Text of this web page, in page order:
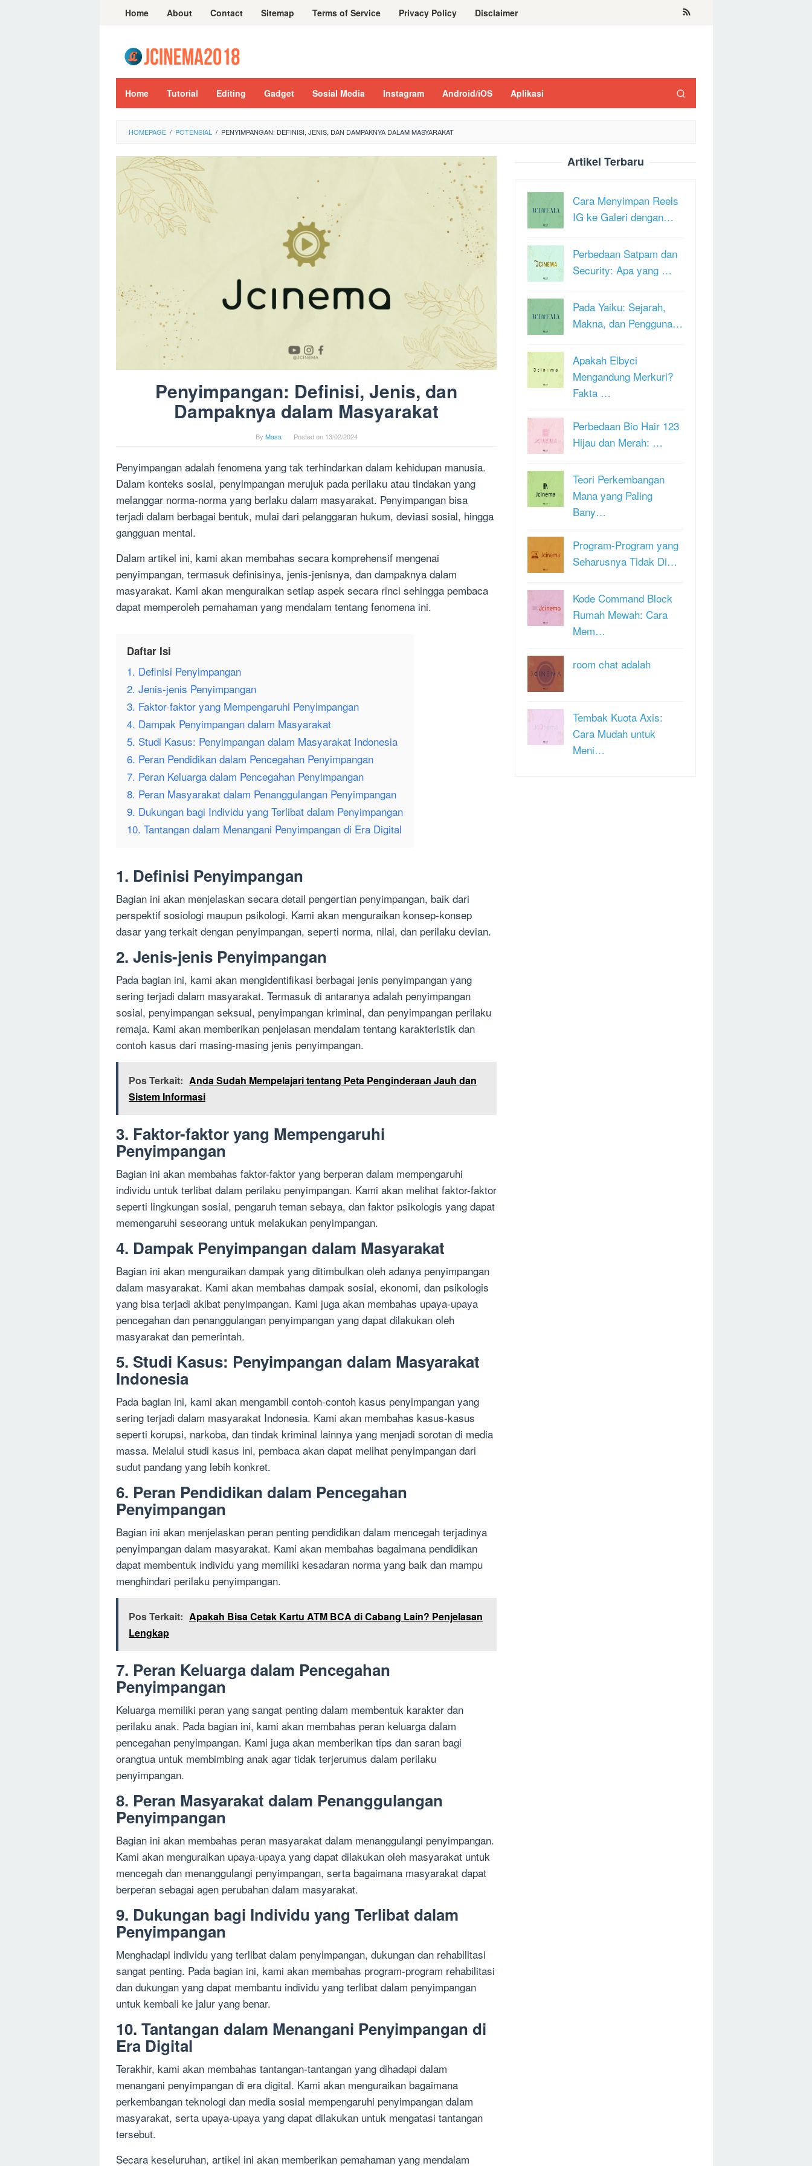
Home About Contact Sitemap Terms of Service Privacy Policy Disclaimer
Home Tutorial Editing Gadget Sosial Media Instagram Android/iOS Aplikasi
HOMEPAGE / POTENSIAL / PENYIMPANGAN: DEFINISI, JENIS, DAN DAMPAKNYA DALAM MASYARAKAT
Penyimpangan: Definisi, Jenis, dan
Dampaknya dalam Masyarakat
By Masa Posted on 13/02/2024
Penyimpangan adalah fenomena yang tak terhindarkan dalam kehidupan manusia.
Dalam konteks sosial, penyimpangan merujuk pada perilaku atau tindakan yang
melanggar norma-norma yang berlaku dalam masyarakat. Penyimpangan bisa
terjadi dalam berbagai bentuk, mulai dari pelanggaran hukum, deviasi sosial, hingga
gangguan mental.
Dalam artikel ini, kami akan membahas secara komprehensif mengenai
penyimpangan, termasuk definisinya, jenis-jenisnya, dan dampaknya dalam
masyarakat. Kami akan menguraikan setiap aspek secara rinci sehingga pembaca
dapat memperoleh pemahaman yang mendalam tentang fenomena ini.
Daftar Isi
1. Definisi Penyimpangan
2. Jenis-jenis Penyimpangan
3. Faktor-faktor yang Mempengaruhi Penyimpangan
4. Dampak Penyimpangan dalam Masyarakat
5. Studi Kasus: Penyimpangan dalam Masyarakat Indonesia
6. Peran Pendidikan dalam Pencegahan Penyimpangan
7. Peran Keluarga dalam Pencegahan Penyimpangan
8. Peran Masyarakat dalam Penanggulangan Penyimpangan
9. Dukungan bagi Individu yang Terlibat dalam Penyimpangan
10. Tantangan dalam Menangani Penyimpangan di Era Digital
1. Definisi Penyimpangan
Bagian ini akan menjelaskan secara detail pengertian penyimpangan, baik dari
perspektif sosiologi maupun psikologi. Kami akan menguraikan konsep-konsep
dasar yang terkait dengan penyimpangan, seperti norma, nilai, dan perilaku devian.
2. Jenis-jenis Penyimpangan
Pada bagian ini, kami akan mengidentifikasi berbagai jenis penyimpangan yang
sering terjadi dalam masyarakat. Termasuk di antaranya adalah penyimpangan
sosial, penyimpangan seksual, penyimpangan kriminal, dan penyimpangan perilaku
remaja. Kami akan memberikan penjelasan mendalam tentang karakteristik dan
contoh kasus dari masing-masing jenis penyimpangan.
Pos Terkait: Anda Sudah Mempelajari tentang Peta Penginderaan Jauh dan
Sistem Informasi
3. Faktor-faktor yang Mempengaruhi
Penyimpangan
Bagian ini akan membahas faktor-faktor yang berperan dalam mempengaruhi
individu untuk terlibat dalam perilaku penyimpangan. Kami akan melihat faktor-faktor
seperti lingkungan sosial, pengaruh teman sebaya, dan faktor psikologis yang dapat
memengaruhi seseorang untuk melakukan penyimpangan.
4. Dampak Penyimpangan dalam Masyarakat
Bagian ini akan menguraikan dampak yang ditimbulkan oleh adanya penyimpangan
dalam masyarakat. Kami akan membahas dampak sosial, ekonomi, dan psikologis
yang bisa terjadi akibat penyimpangan. Kami juga akan membahas upaya-upaya
pencegahan dan penanggulangan penyimpangan yang dapat dilakukan oleh
masyarakat dan pemerintah.
5. Studi Kasus: Penyimpangan dalam Masyarakat
Indonesia
Pada bagian ini, kami akan mengambil contoh-contoh kasus penyimpangan yang
sering terjadi dalam masyarakat Indonesia. Kami akan membahas kasus-kasus
seperti korupsi, narkoba, dan tindak kriminal lainnya yang menjadi sorotan di media
massa. Melalui studi kasus ini, pembaca akan dapat melihat penyimpangan dari
sudut pandang yang lebih konkret.
6. Peran Pendidikan dalam Pencegahan
Penyimpangan
Bagian ini akan menjelaskan peran penting pendidikan dalam mencegah terjadinya
penyimpangan dalam masyarakat. Kami akan membahas bagaimana pendidikan
dapat membentuk individu yang memiliki kesadaran norma yang baik dan mampu
menghindari perilaku penyimpangan.
Pos Terkait: Apakah Bisa Cetak Kartu ATM BCA di Cabang Lain? Penjelasan
Lengkap
7. Peran Keluarga dalam Pencegahan
Penyimpangan
Keluarga memiliki peran yang sangat penting dalam membentuk karakter dan
perilaku anak. Pada bagian ini, kami akan membahas peran keluarga dalam
pencegahan penyimpangan. Kami juga akan memberikan tips dan saran bagi
orangtua untuk membimbing anak agar tidak terjerumus dalam perilaku
penyimpangan.
8. Peran Masyarakat dalam Penanggulangan
Penyimpangan
Bagian ini akan membahas peran masyarakat dalam menanggulangi penyimpangan.
Kami akan menguraikan upaya-upaya yang dapat dilakukan oleh masyarakat untuk
mencegah dan menanggulangi penyimpangan, serta bagaimana masyarakat dapat
berperan sebagai agen perubahan dalam masyarakat.
9. Dukungan bagi Individu yang Terlibat dalam
Penyimpangan
Menghadapi individu yang terlibat dalam penyimpangan, dukungan dan rehabilitasi
sangat penting. Pada bagian ini, kami akan membahas program-program rehabilitasi
dan dukungan yang dapat membantu individu yang terlibat dalam penyimpangan
untuk kembali ke jalur yang benar.
10. Tantangan dalam Menangani Penyimpangan di
Era Digital
Terakhir, kami akan membahas tantangan-tantangan yang dihadapi dalam
menangani penyimpangan di era digital. Kami akan menguraikan bagaimana
perkembangan teknologi dan media sosial mempengaruhi penyimpangan dalam
masyarakat, serta upaya-upaya yang dapat dilakukan untuk mengatasi tantangan
tersebut.
Secara keseluruhan, artikel ini akan memberikan pemahaman yang mendalam
Artikel Terbaru
Cara Menyimpan Reels
IG ke Galeri dengan…
Perbedaan Satpam dan
Security: Apa yang …
Pada Yaiku: Sejarah,
Makna, dan Pengguna…
Apakah Elbyci
Mengandung Merkuri?
Fakta …
Perbedaan Bio Hair 123
Hijau dan Merah: …
Teori Perkembangan
Mana yang Paling
Bany…
Program-Program yang
Seharusnya Tidak Di…
Kode Command Block
Rumah Mewah: Cara
Mem…
room chat adalah
Tembak Kuota Axis:
Cara Mudah untuk
Meni…